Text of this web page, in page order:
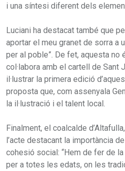
i una síntesi diferent dels
Luciani ha destacat també que
aportar el meu granet de sorra a
per al poble”. De fet, aquesta no
col·labora amb el cartell de Sant
il·lustrar la primera edició
proposta que, com assenyala
la il·lustració i el talent local.
Finalment, el coalcalde
l’acte destacant la importància
cohesió social: “Hem de fer de
per a totes les edats, on les